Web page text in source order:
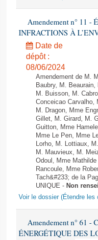
Amendement n° 11 -
INFRACTIONS À
Date de
dépôt :
08/06/2024
Amendement de M.
Baubry, M.
M. Buisson, M.
Conceicao Carvalho,
M. Dragon, Mme
Gillet, M. Girard, M.
Guitton, Mme
Mme Le Pen, Mme
Lorho, M. Lottiaux,
M. Mauvieux, M.
Odoul, Mme
Rancoule, Mme
Tach&#233; de la
UNIQUE - Non
Voir le dossier (Étendre les
Amendement n° 61 -
ÉNERGÉTIQUE DES